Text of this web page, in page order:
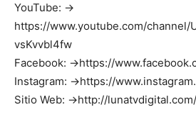
YouTube: →
https://www.youtube.com/channel/
vsKvvbl4fw
Facebook: →https://
Instagram: →https://
Sitio Web: →http://lunatvdigital.com/